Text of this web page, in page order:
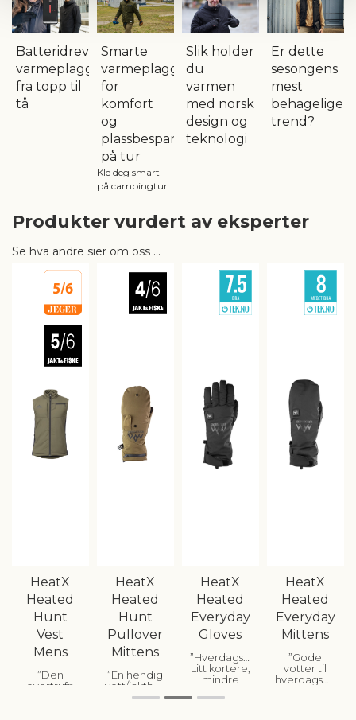
Batteridrevne
varmeplagg
fra topp til
tå
Smarte
varmeplagg
for
komfort
og
plassbesparelse
på tur
Kle deg smart
på campingtur
Slik holder
du
varmen
med norsk
design og
teknologi
Er dette
sesongens
mest
behagelige
trend?
Produkter vurdert av eksperter
Se hva andre sier om oss ...
HeatX
Heated
Hunt
Vest
Mens
Den
uovertrufne
HeatX
Heated
Hunt
Pullover
Mittens
En hendig
vott/jakthanske
med
HeatX
Heated
Everyday
Gloves
Hverdagshansken.
Litt kortere,
mindre
hanskene
HeatX
Heated
Everyday
Mittens
Gode
votter til
hverdagsbruk